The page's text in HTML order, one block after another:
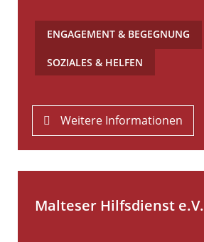
ENGAGEMENT & BEGEGNUNG
SOZIALES & HELFEN
Weitere Informationen
Malteser Hilfsdienst e.V.